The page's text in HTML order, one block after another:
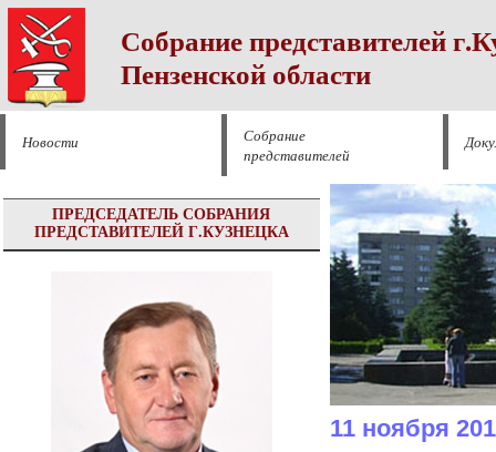
Собрание представителей
Пензенской области
Новости
Собрание
представителей
ПРЕДСЕДАТЕЛЬ СОБРАНИЯ
ПРЕДСТАВИТЕЛЕЙ Г.КУЗНЕЦКА
11 ноября